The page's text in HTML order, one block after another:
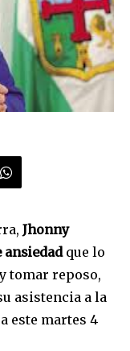
Jhonny
ansiedadque lo
tomar reposo,
asistencia a la
este martes 4